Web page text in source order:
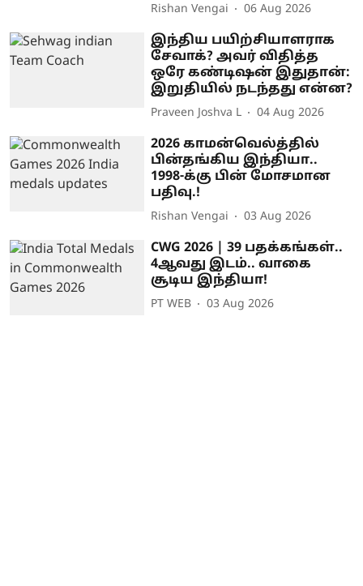
Rishan Vengai 06 Aug 2026
இந்திய பயிற்சியாளராக
சேவாக்? அவர் விதித்த
ஒரே கண்டிஷன் இதுதான்:
இறுதியில் நடந்தது என்ன?
Praveen Joshva L 04 Aug 2026
2026 காமன்வெல்த்தில்
பின்தங்கிய இந்தியா..
1998-க்கு பின் மோசமான
பதிவு.!
Rishan Vengai 03 Aug 2026
CWG 2026 | 39 பதக்கங்கள்..
4ஆவது இடம்.. வாகை
சூடிய இந்தியா!
PT WEB 03 Aug 2026